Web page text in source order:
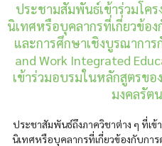
ประชามสัมพันธ์เข้าร่วมโค
นิเทศหรือบุคลากรที่เกี่ยวข้อ
และการศึกษาเชิงบูรณากา
and Work Integrated
เข้าร่วมอบรมในหลักสูตรขอ
มงคลรัต
ประชาสัมพันธ์ถึงภาควิชาต่าง ๆ ที่เข้
นิเทศหรือบุคลากรที่เกี่ยวข้องกับกา